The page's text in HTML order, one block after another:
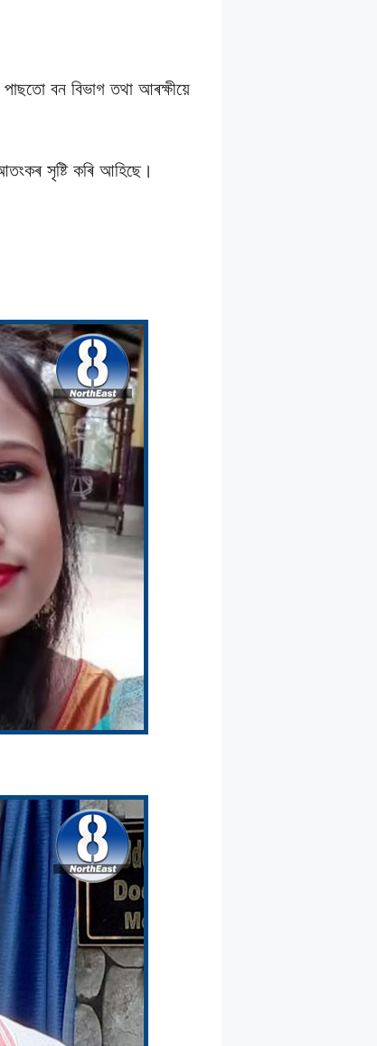
বন বিভাগ তথা আৰক্ষীয়ে
সৃষ্টি কৰি আহিছে।